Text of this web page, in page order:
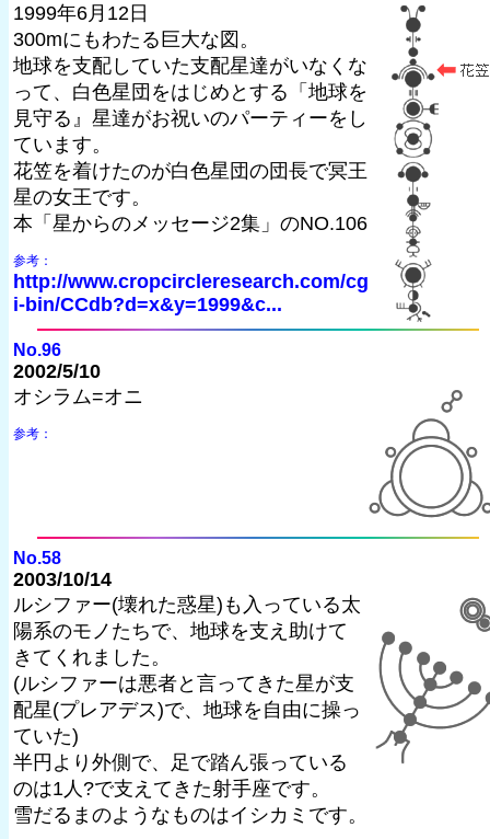
1999年6月12日
300mにもわたる巨大な図。
地球を支配していた支配星達がいなくな
って、白色星団をはじめとする「地球を
見守る』星達がお祝いのパーティーをし
ています。
花笠を着けたのが白色星団の団長で冥王
星の女王です。
本「星からのメッセージ2集」のNO.106
参考：
http://www.cropcircleresearch.com/cg
i-bin/CCdb?d=x&y=1999&c...
No.96
2002/5/10
オシラム=オニ
参考：
No.58
2003/10/14
ルシファー(壊れた惑星)も入っている太
陽系のモノたちで、地球を支え助けて
きてくれました。
(ルシファーは悪者と言ってきた星が支
配星(プレアデス)で、地球を自由に操っ
ていた)
半円より外側で、足で踏ん張っている
のは1人?で支えてきた射手座です。
雪だるまのようなものはイシカミです。